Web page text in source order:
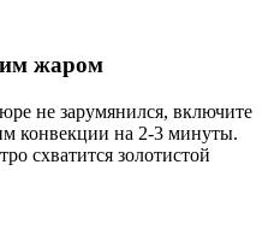
жаром
не зарумянился, включите
конвекции на 2-3 минуты.
схватится золотистой